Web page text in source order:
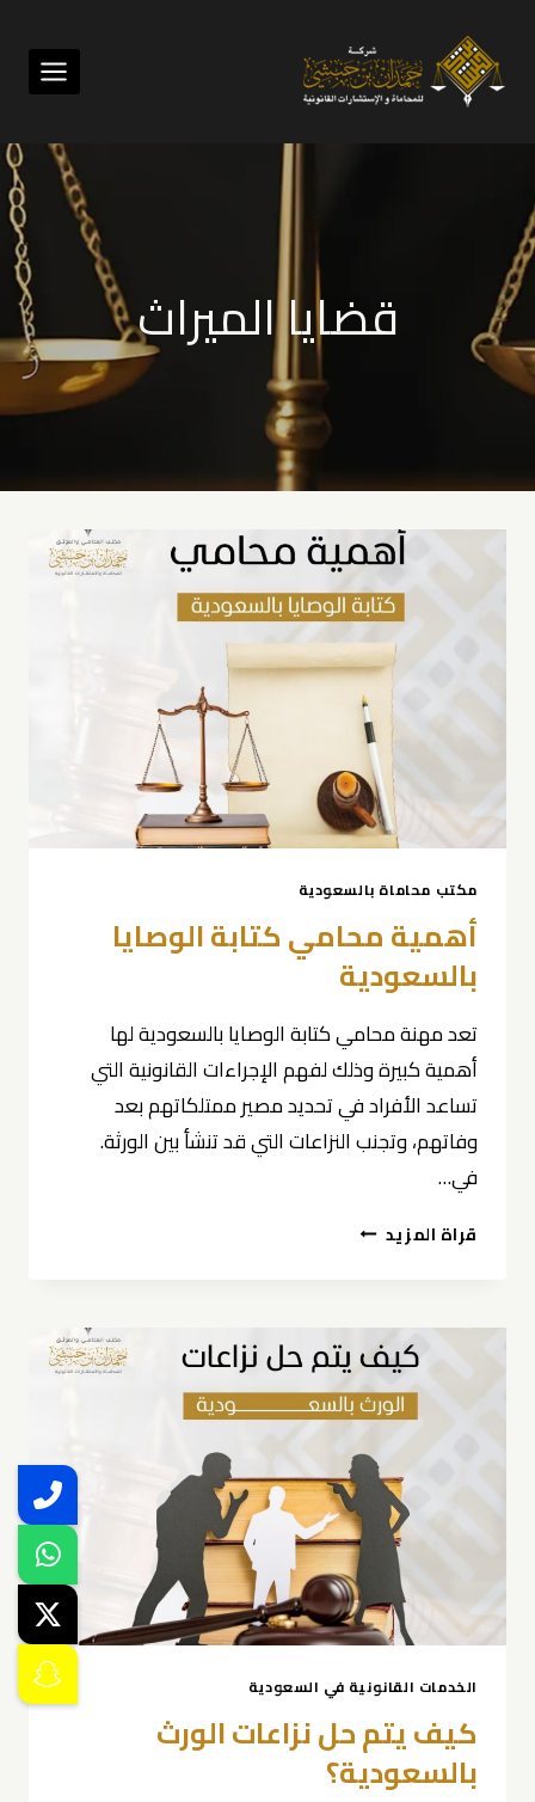
المحتوى
قضايا الميراث
مكتب محاماة بالسعودية
أهمية محامي كتابة الوصايا
بالسعودية
تعد مهنة محامي كتابة الوصايا بالسعودية لها
أهمية كبيرة وذلك لفهم الإجراءات القانونية التي
تساعد الأفراد في تحديد مصير ممتلكاتهم بعد
وفاتهم، وتجنب النزاعات التي قد تنشأ بين الورثة.
في…
قراة المزيد أهمية
بالسعودية
الخدمات القانونية في السعودية
كيف يتم حل نزاعات الورث
بالسعودية؟